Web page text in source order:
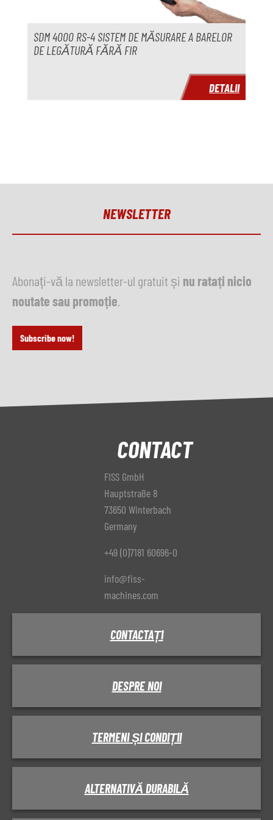
Timp de livrare
imediat
Preț
SDM 4000 RS-4 SISTEM DE MĂSURARE A BARELOR
DE LEGĂTURĂ FĂRĂ FIR
DETALII
NEWSLETTER
Abonați-vă la newsletter-ul gratuit și nu ratați nicio
noutate sau promoție
Subscribe now!
CONTACT
FISS GmbH
Hauptstraße 8
73650 Winterbach
Germany
+49 (0)7181 60696-0
info@fiss-
machines.com
CONTACTAȚI
DESPRE NOI
TERMENI ȘI CONDIȚII
ALTERNATIVĂ DURABILĂ